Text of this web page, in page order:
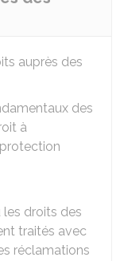
auprès des
des
à
les droits des
traités avec
réclamations